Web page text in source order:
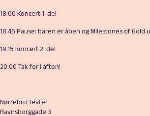
18.00 Koncert 1. del
18.45 Pause: baren er åben og Milestones of Gold
19.15 Koncert 2. del
20.00 Tak for i aften!
Nørrebro Teater
Ravnsborggade 3